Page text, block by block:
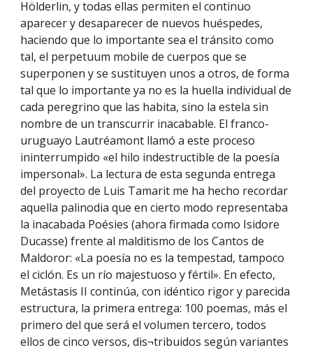
Hölderlin, y todas ellas permiten el continuo
aparecer y desaparecer de nuevos huéspedes,
haciendo que lo importante sea el tránsito como
tal, el perpetuum mobile de cuerpos que se
superponen y se sustituyen unos a otros, de forma
tal que lo importante ya no es la huella individual de
cada peregrino que las habita, sino la estela sin
nombre de un transcurrir inacabable. El franco-
uruguayo Lautréamont llamó a este proceso
ininterrumpido «el hilo indestructible de la poesía
impersonal». La lectura de esta segunda entrega
del proyecto de Luis Tamarit me ha hecho recordar
aquella palinodia que en cierto modo representaba
la inacabada Poésies (ahora firmada como Isidore
Ducasse) frente al malditismo de los Cantos de
Maldoror: «La poesía no es la tempestad, tampoco
el ciclón. Es un río majestuoso y fértil». En efecto,
Metástasis II continúa, con idéntico rigor y parecida
estructura, la primera entrega: 100 poemas, más el
primero del que será el volumen tercero, todos
ellos de cinco versos, dis¬tribuidos según variantes